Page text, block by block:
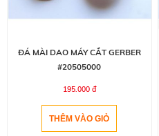
ĐÁ MÀI DAO MÁY CẮT GERBER
#20505000
195.000 đ